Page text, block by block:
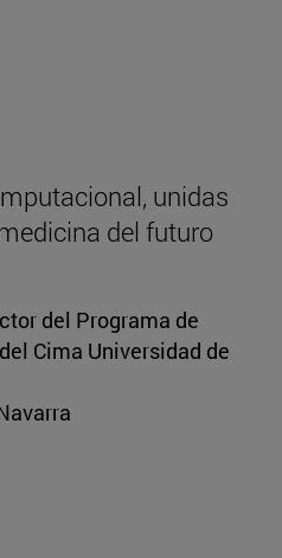
unidas
del futuro
del Programa de
Cima Universidad de